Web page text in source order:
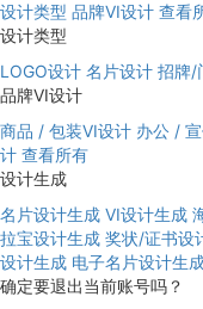
设计类型 品牌VI设计 查看
设计类型
LOGO设计 名片设计 招牌/
品牌VI设计
商品 / 包装VI设计 办公 /
计 查看所有
设计生成
名片设计生成 VI设计生成
拉宝设计生成 奖状/证书设
设计生成 电子名片设计生
确定要退出当前账号吗？